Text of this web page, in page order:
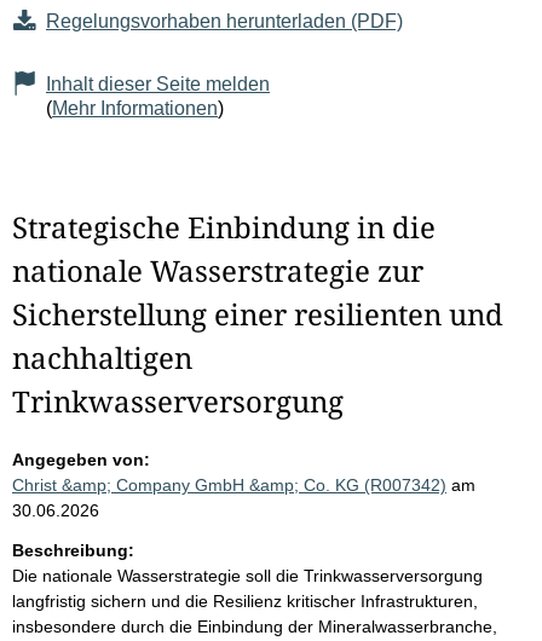
Regelungsvorhaben herunterladen (PDF)
Inhalt dieser Seite melden
(Mehr Informationen)
Strategische Einbindung in die
nationale Wasserstrategie zur
Sicherstellung einer resilienten und
nachhaltigen
Trinkwasserversorgung
Angegeben von:
Christ &amp; Company GmbH &amp; Co. KG (R007342) am
30.06.2026
Beschreibung:
Die nationale Wasserstrategie soll die Trinkwasserversorgung
langfristig sichern und die Resilienz kritischer Infrastrukturen,
insbesondere durch die Einbindung der Mineralwasserbranche,